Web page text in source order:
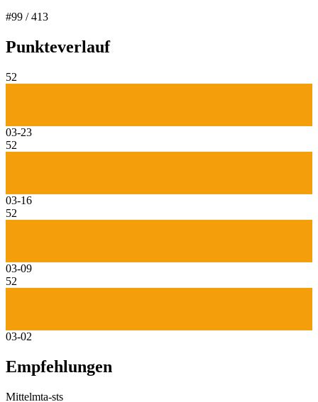
#99 /413
Punkteverlauf
52
03-23
52
03-16
52
03-09
52
03-02
Empfehlungen
Mittelmta-sts